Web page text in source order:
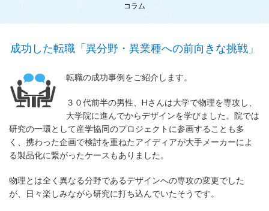
コラム
成功した転職「異分野・異業種への前向きな挑戦」
転職の成功事例をご紹介します。
３０代前半の男性、Hさんは大学で物理を専攻し、
大学院に進んでからデザインを学びました。院では
研究の一環として産学協同のプロジェクトに参画することも多
く、携わった企画で検討を重ねたアイディアが大手メーカーによ
る製品化に繋がったケースもありました。
物理とは全く異なる分野であるデザインへの専攻の変更でした
が、日々楽しみながら研究に打ち込んでいたそうです。